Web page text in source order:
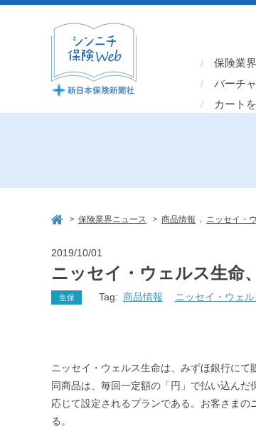
保険業
バーチ
カート
> 保険業界ニュース > 商品情報 ニッセイ・
2019/10/01
ニッセイ・ウェルス生命
生保 Tag: 商品情報 ニッセイ・ウェ
ニッセイ・ウェルス生命は、みずほ銀行に
同商品は、毎回一定額の「円」で払い込ん
応じて設定されるプランである。お客さま
る。